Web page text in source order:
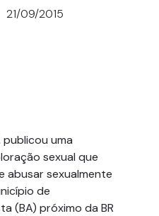
21/09/2015
publicou uma
sexual que
abusar sexualmente
de
(BA) próximo da BR